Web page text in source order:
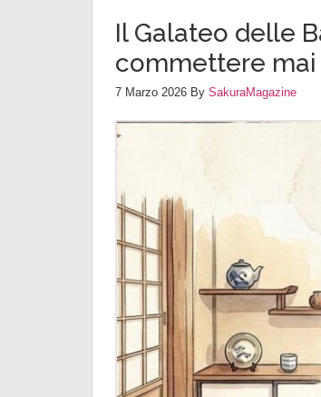
Il Galateo delle
commettere mai
7 Marzo 2026 By SakuraMagazine